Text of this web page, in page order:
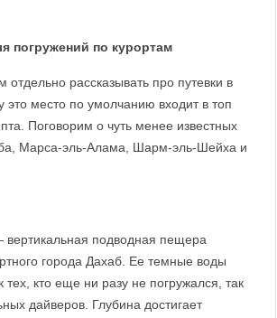
погружений по курортам
рассказывать про путевки в
это место по умолчанию входит в топ
Поговорим о чуть менее известных
Марса-эль-Алама, Шарм-эль-Шейха и
подводная пещера
города Дахаб. Ее темные воды
тех, кто еще ни разу не погружался, так
дайверов. Глубина достигает